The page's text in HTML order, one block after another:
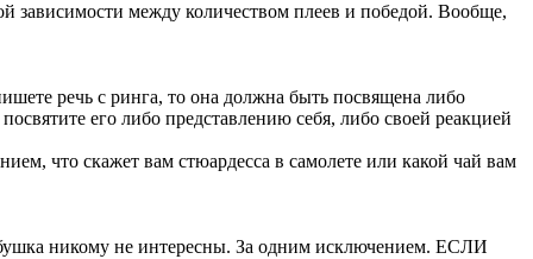
зависимости между количеством плеев и победой. Вообще,
речь с ринга, то она должна быть посвящена либо
его либо представлению себя, либо своей реакцией
что скажет вам стюардесса в самолете или какой чай вам
никому не интересны. За одним исключением. ЕСЛИ